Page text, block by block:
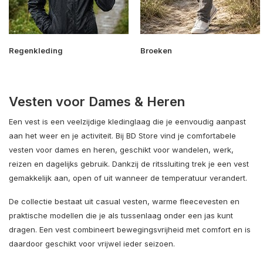
Regenkleding Broeken
Vesten voor Dames & Heren
Een vest is een veelzijdige kledinglaag die je eenvoudig aanpast
aan het weer en je activiteit. Bij BD Store vind je comfortabele
vesten voor dames en heren, geschikt voor wandelen, werk,
reizen en dagelijks gebruik. Dankzij de ritssluiting trek je een vest
gemakkelijk aan, open of uit wanneer de temperatuur verandert.
De collectie bestaat uit casual vesten, warme fleecevesten en
praktische modellen die je als tussenlaag onder een jas kunt
dragen. Een vest combineert bewegingsvrijheid met comfort en is
daardoor geschikt voor vrijwel ieder seizoen.